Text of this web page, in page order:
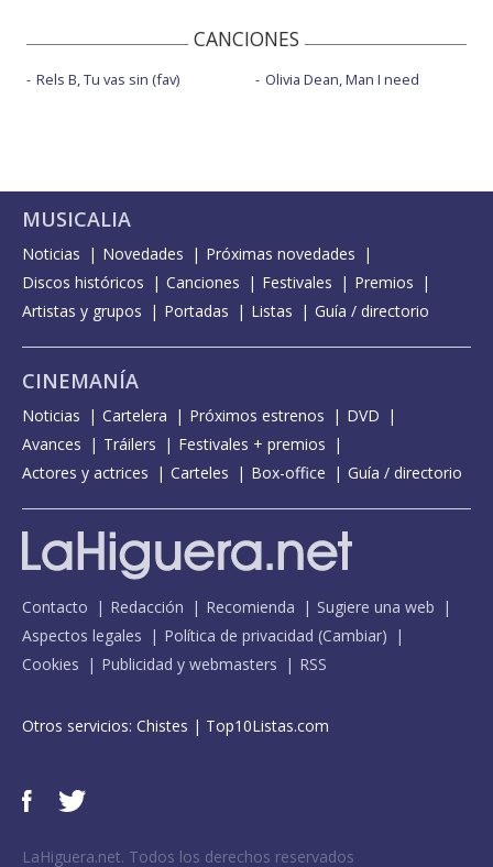
CANCIONES
Rels B, Tu vas sin (fav) Olivia Dean, Man I need
MUSICALIA
Noticias Novedades
Próximas novedades
Discos históricos
Canciones Festivales
Premios
Artistas y grupos
Portadas Listas Guía / directorio
CINEMANÍA
Noticias Cartelera Próximos estrenos
DVD
Avances
Tráilers
Festivales + premios
Actores y actrices
Carteles Box-office Guía / directorio
Contacto Redacción Recomienda
Sugiere una web
Aspectos legales
Política de privacidad (Cambiar)
Cookies
Publicidad y webmasters RSS
Otros servicios: Chistes | Top10Listas.com
LaHiguera.net. Todos los derechos reservados